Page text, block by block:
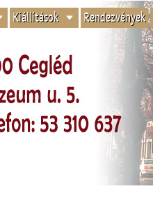
Kiállítások Rendezvények